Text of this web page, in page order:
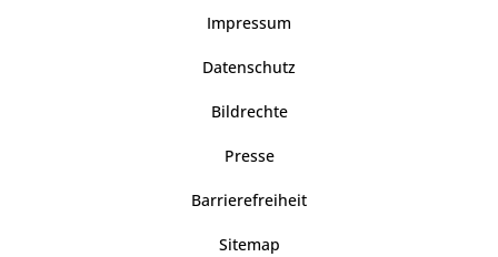
Impressum
Datenschutz
Bildrechte
Presse
Barrierefreiheit
Sitemap